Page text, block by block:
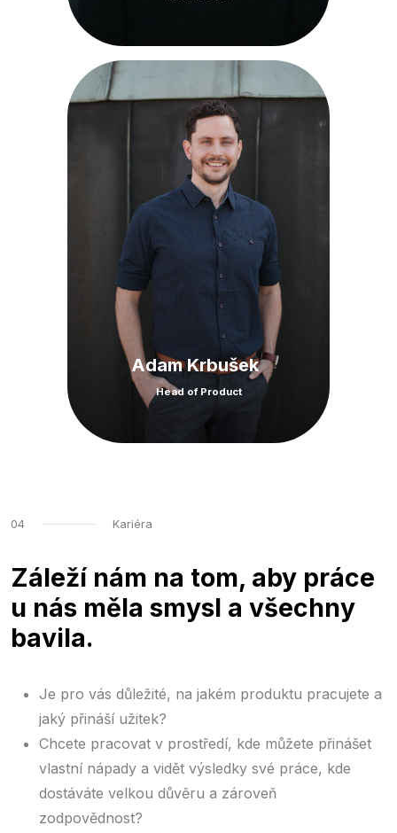
Adam Krbušek
Head of Product
04 Kariéra
Záleží nám na tom, aby práce
u nás měla smysl a všechny
bavila.
Je pro vás důležité, na jakém produktu pracujete a
jaký přináší užitek?
Chcete pracovat v prostředí, kde můžete přinášet
vlastní nápady a vidět výsledky své práce, kde
dostáváte velkou důvěru a zároveň
zodpovědnost?